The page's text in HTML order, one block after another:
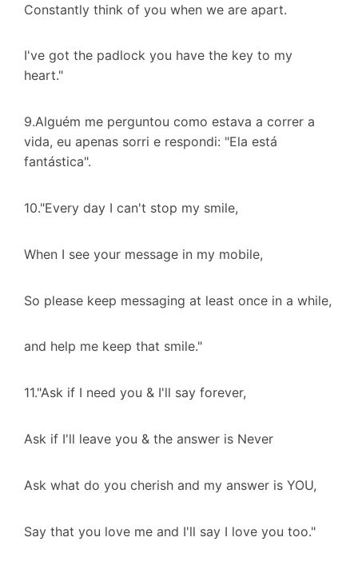
Constantly think of you when we are apart.
I've got the padlock you have the key to my
heart."
9.Alguém me perguntou como estava a correr a
vida, eu apenas sorri e respondi: "Ela está
fantástica".
10."Every day I can't stop my smile,
When I see your message in my mobile,
So please keep messaging at least once in a while,
and help me keep that smile."
11."Ask if I need you & I'll say forever,
Ask if I'll leave you & the answer is Never
Ask what do you cherish and my answer is YOU,
Say that you love me and I'll say I love you too."